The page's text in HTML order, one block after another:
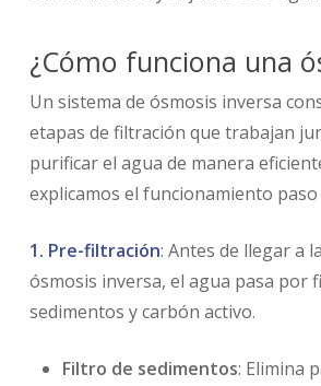
¿Cómo funciona una
Un sistema de ósmosis inversa
etapas de filtración que trabajan
purificar el agua de manera
explicamos el funcionamiento paso
1. Pre-filtración: Antes de llegar a
ósmosis inversa, el agua pasa por
sedimentos y carbón activo.
Filtro de sedimentos: Elimina